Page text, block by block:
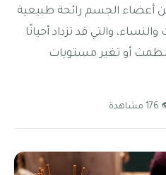
أعضاء الجسم رائحة طبيعية
والتي قد تزداد أحيانًا
أو تغير مستويات